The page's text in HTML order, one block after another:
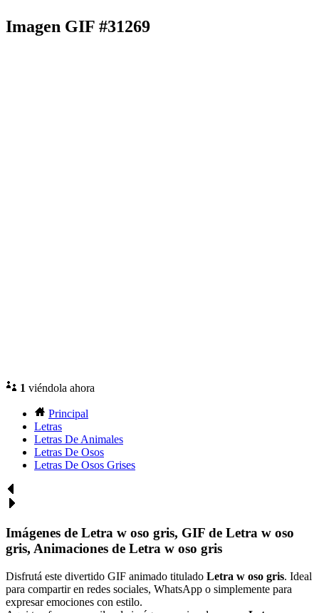
Imagen GIF #31269
1 viéndola ahora
Principal
Letras
Letras De Animales
Letras De Osos
Letras De Osos Grises
Imágenes de Letra w oso gris, GIF de Letra w oso
gris, Animaciones de Letra w oso gris
Disfrutá este divertido GIF animado titulado Letra w oso gris. Ideal
para compartir en redes sociales, WhatsApp o simplemente para
expresar emociones con estilo.